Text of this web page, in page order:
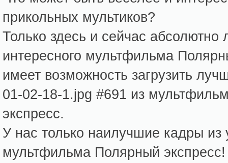
прикольных мультиков?
Только здесь и сейчас абсолютно
интересного мультфильма
имеет возможность загрузить
01-02-18-1.jpg #691 из
экспресс.
У нас только наилучшие кадры из
мультфильма Полярный экспресс!